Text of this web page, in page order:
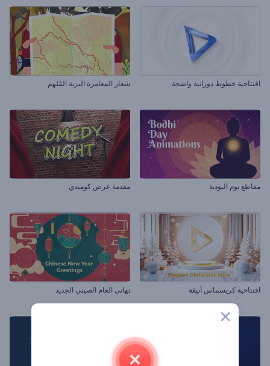
افتتاحية خطوط دورانية واضحة شعار المغامرة البرية المُلهم
مقاطع يوم البوذية مقدمة عرض كوميدي
افتتاحية كريسماس أنيقة تهاني العام الصيني الجديد